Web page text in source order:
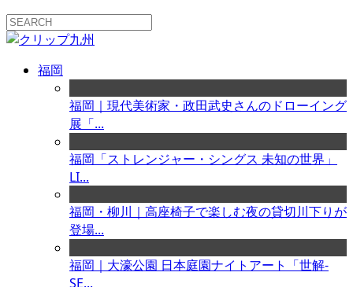
福岡
福岡｜現代美術家・政田武史さんのドローイング
展「...
福岡「ストレンジャー・シングス 未知の世界」
LI...
福岡・柳川｜高座椅子で楽しむ夜の貸切川下りが
登場...
福岡｜大濠公園 日本庭園ナイトアート「世解-
SE...